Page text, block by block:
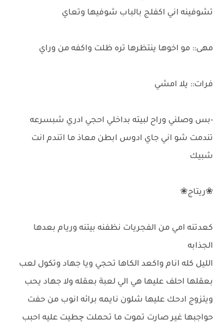
تشوفينه اني اكفلج بالباب شوفيها وتعاي
مهى:: مو اخوها ينتظرها تره ظلت واكفه من وراي
فرات:: يلا امشي
-بس وصلني وراح لبيته بداخلي احجي ادري شبسرعه
تندمت شو اني جاي ادوس ابطن معاذ ما اتندم انت
شبيك
❀ريتاج❀
كعدتنه امي من الفجريات نظفنه بيتنه وريام بعدها
الجذابه
الليل كله انام واكعد الكاها تحجي ويا جهاد وتكول لعب
بعقلها احلف عليها هي الي لعبة بعقله ولا جهاد يحب
ويتزوج ادحك عليها شلون نايمه برائه انوب من حفت
حواجبها غير صارت تموت ما تحملت چطيت عليه احبب